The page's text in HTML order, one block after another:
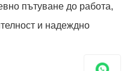
пътуване до работа,
и надеждно